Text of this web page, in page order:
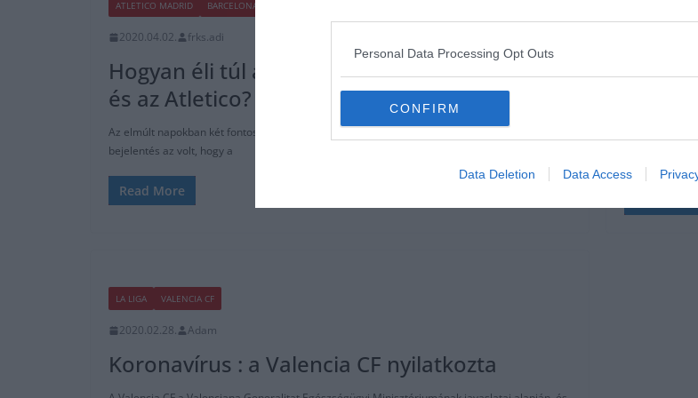
Personal Data Processing Opt Outs
CONFIRM
Data Deletion Data Access
ATLETICO MADRID BARCELONA
2020.04.02. frks.adi
Hogyan éli túl a krízis helyzetet a Barcelona
és az Atletico?
Az elmúlt napokban két fontos hír is volt az El Mundo Deportivoban. Az egyik barcelonai
bejelentés az volt, hogy a
Read More
Lorenzo
Először
LA LIGA VALENCIA CF
2020.02.28. Adam
Koronavírus : a Valencia CF nyilatkozta